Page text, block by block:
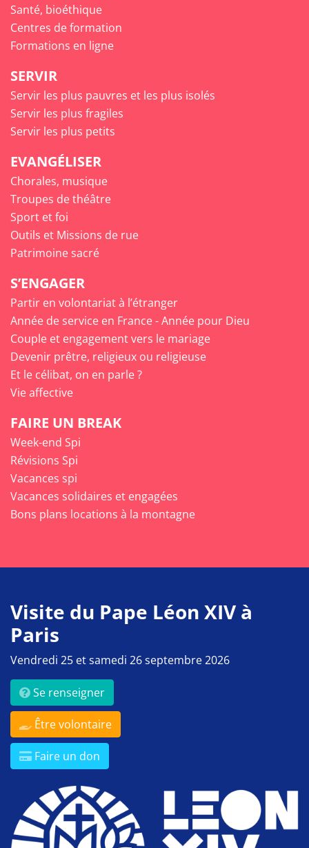
Santé, bioéthique
Centres de formation
Formations en ligne
SERVIR
Servir les plus pauvres et les plus isolés
Servir les plus fragiles
Servir les plus petits
EVANGÉLISER
Chorales, musique
Troupes de théâtre
Sport et foi
Outils et Missions de rue
Patrimoine sacré
S’ENGAGER
Partir en volontariat à l’étranger
Année de service en France - Année pour Dieu
Couple et engagement vers le mariage
Devenir prêtre, religieux ou religieuse
Et le célibat, on en parle ?
Vie affective
FAIRE UN BREAK
Week-end Spi
Révisions Spi
Vacances spi
Vacances solidaires et engagées
Bons plans locations à la montagne
Visite du Pape Léon XIV à
Paris
Vendredi 25 et samedi 26 septembre 2026
Se renseigner
Être volontaire
Faire un don